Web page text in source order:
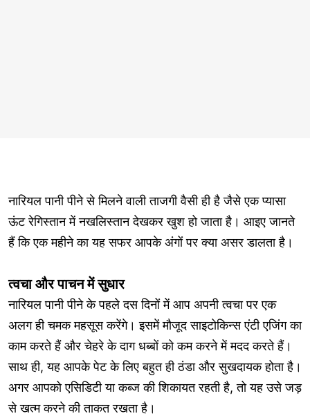
नारियल पानी पीने से मिलने वाली ताजगी वैसी ही है जैसे एक प्यासा
ऊंट रेगिस्तान में नखलिस्तान देखकर खुश हो जाता है। आइए जानते
हैं कि एक महीने का यह सफर आपके अंगों पर क्या असर डालता है।
त्वचा और पाचन में सुधार
नारियल पानी पीने के पहले दस दिनों में आप अपनी त्वचा पर एक
अलग ही चमक महसूस करेंगे। इसमें मौजूद साइटोकिन्स एंटी एजिंग का
काम करते हैं और चेहरे के दाग धब्बों को कम करने में मदद करते हैं।
साथ ही, यह आपके पेट के लिए बहुत ही ठंडा और सुखदायक होता है।
अगर आपको एसिडिटी या कब्ज की शिकायत रहती है, तो यह उसे जड़
से खत्म करने की ताकत रखता है।